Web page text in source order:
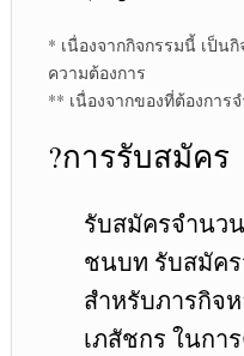
* เนื่องจากกิจกรรมนี้ เป็น
ความต้องการ
** เนื่องจากของที่ต้องการ
?การรับสมัคร
รับสมัครจำนว
ชนบท รับสมัคร
สำหรับภารกิจ
เภสัชกร ในกา